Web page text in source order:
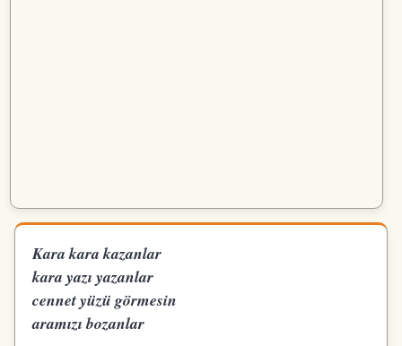
Kara kara kazanlar
kara yazı yazanlar
cennet yüzü görmesin
aramızı bozanlar